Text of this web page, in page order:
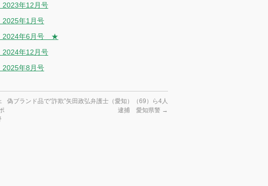
年12月号
年1月号
2024年6月号 ★
年12月号
年8月号
偽ブランド品で“詐欺”矢田政弘弁護士（愛知）（69）ら4人
逮捕 愛知県警 →